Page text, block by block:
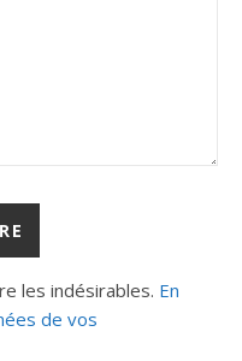
les indésirables. En
de vos